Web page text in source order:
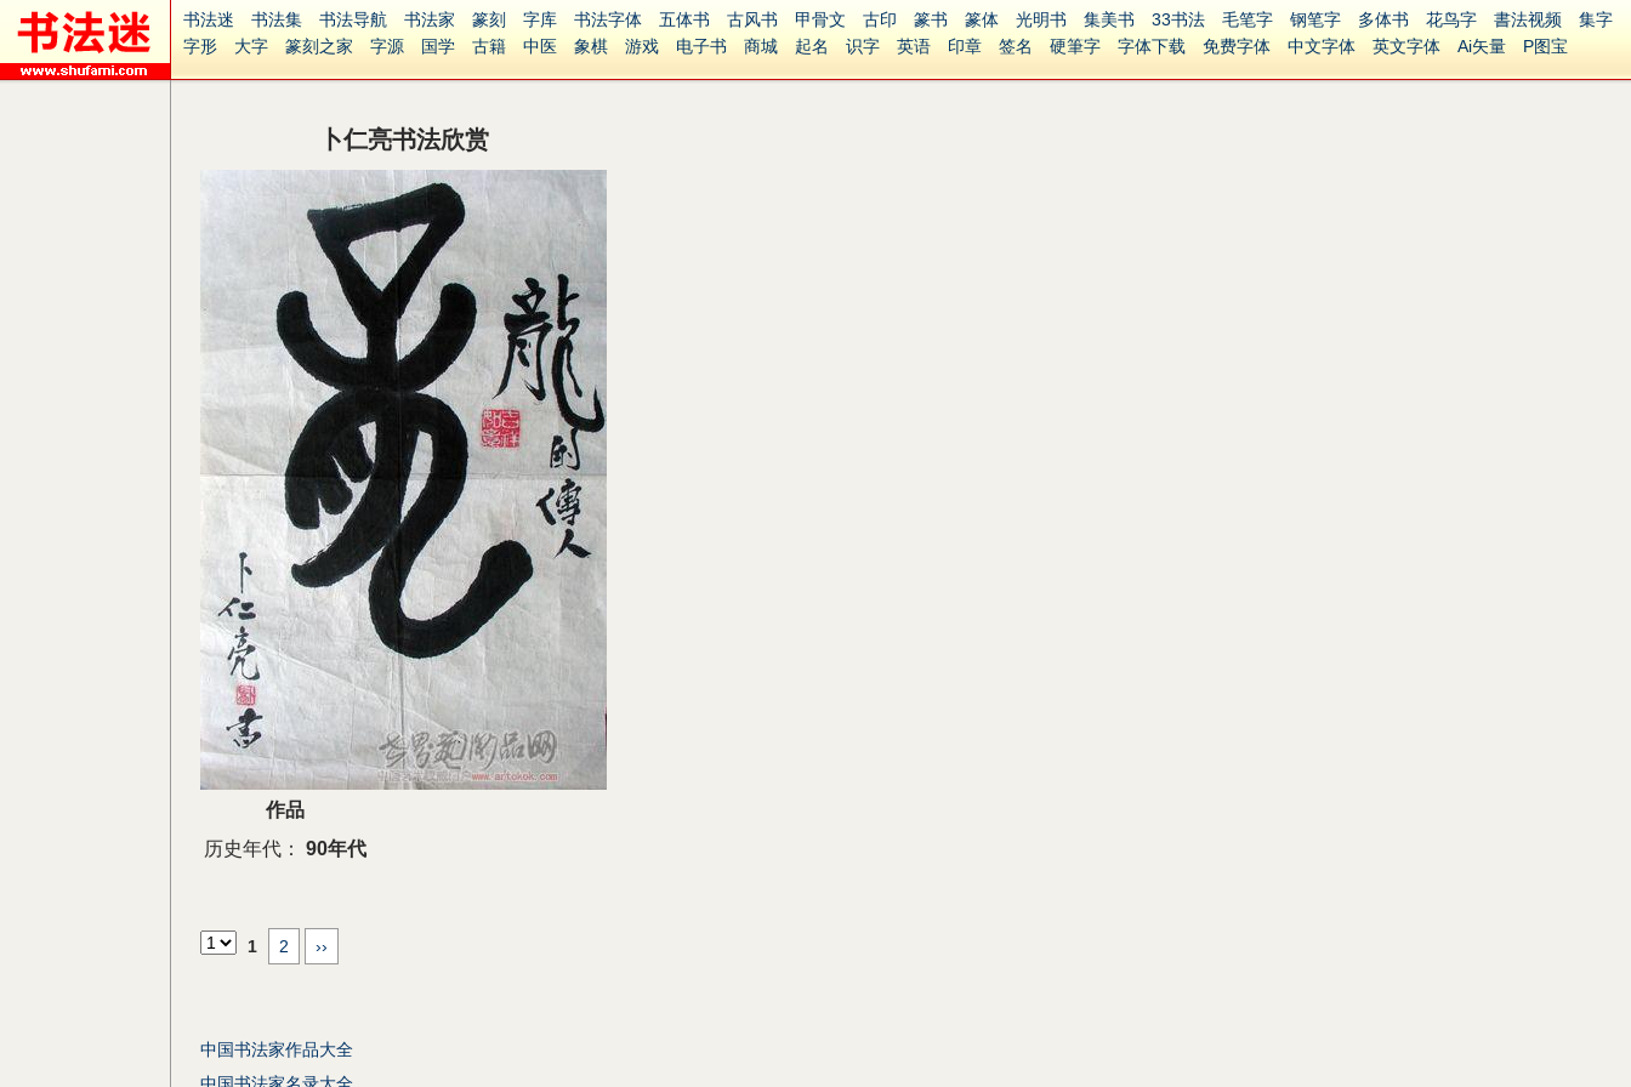
书法迷 书法集 书法导航 书法家 篆刻 字库 书法字体 五体书 古风书 甲骨文 古印 篆书 篆体 光明书 集美书 33书法 毛笔字 钢笔字 多体书 花鸟字 書法视频
集字
字形
大字 篆刻之家 字源 国学 古籍 中医 象棋 游戏 电子书 商城 起名 识字 英语 印章 签名 硬筆字 字体下载 免费字体 中文字体 英文字体 Ai矢量
P图宝
卜仁亮书法欣赏
作品
历史年代：
90年代
1 2 ››
中国书法家作品大全